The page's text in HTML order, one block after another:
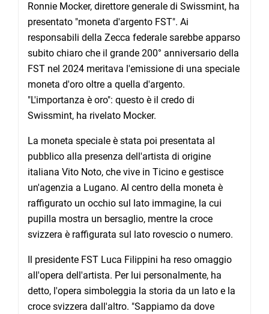
Ronnie Mocker, direttore generale di Swissmint, ha
presentato "moneta d'argento FST". Ai
responsabili della Zecca federale sarebbe apparso
subito chiaro che il grande 200° anniversario della
FST nel 2024 meritava l'emissione di una speciale
moneta d'oro oltre a quella d'argento.
"L'importanza è oro": questo è il credo di
Swissmint, ha rivelato Mocker.
La moneta speciale è stata poi presentata al
pubblico alla presenza dell'artista di origine
italiana Vito Noto, che vive in Ticino e gestisce
un'agenzia a Lugano. Al centro della moneta è
raffigurato un occhio sul lato immagine, la cui
pupilla mostra un bersaglio, mentre la croce
svizzera è raffigurata sul lato rovescio o numero.
Il presidente FST Luca Filippini ha reso omaggio
all'opera dell'artista. Per lui personalmente, ha
detto, l'opera simboleggia la storia da un lato e la
croce svizzera dall'altro. "Sappiamo da dove